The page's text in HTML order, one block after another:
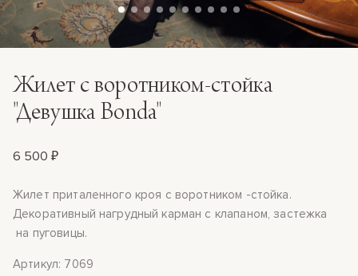
Жилет с воротником-стойка
"Девушка Bonda"
6 500 ₽
Жилет приталенного кроя с воротником -стойка.
Декоративный нагрудный карман с клапаном, застежка
на пуговицы.
Артикул: 7069